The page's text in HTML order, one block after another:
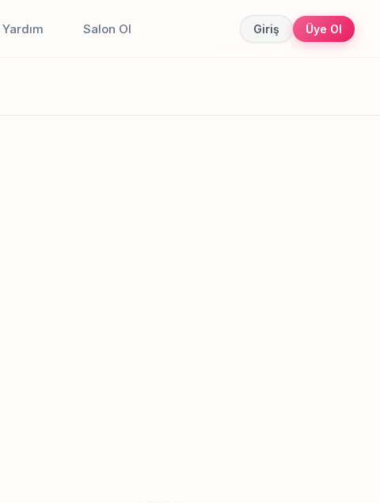
Yardım Salon Ol Giriş Üye Ol
Canlı sonuçlar Online randevu